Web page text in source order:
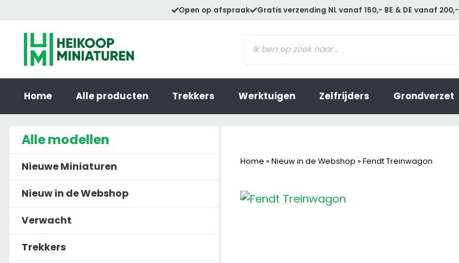
inhoud
Open op afspraak Gratis verzending NL vanaf 150,- BE & DE vanaf 200,-
zoeken
Home Alle producten Trekkers Werktuigen Zelfrijders Grondverzet
Home » Nieuw in de Webshop » Fendt Treinwagon
Alle modellen
Nieuwe Miniaturen
Nieuw in de Webshop
Verwacht
Trekkers